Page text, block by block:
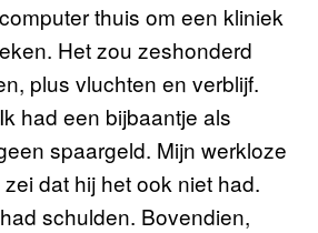
thuis om een kliniek
Het zou zeshonderd
plus vluchten en verblijf.
had een bijbaantje als
spaargeld. Mijn werkloze
dat hij het ook niet had.
schulden. Bovendien,